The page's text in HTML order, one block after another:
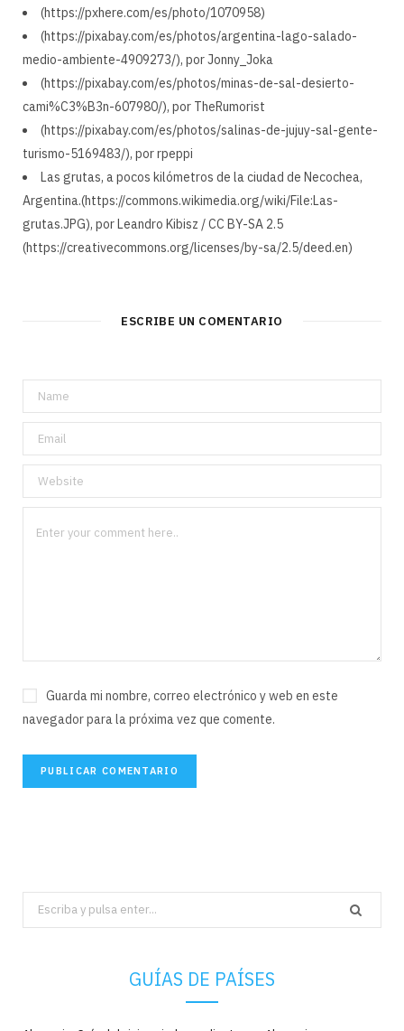
(https://pxhere.com/es/photo/1070958)
(https://pixabay.com/es/photos/argentina-lago-salado-
medio-ambiente-4909273/), por Jonny_Joka
(https://pixabay.com/es/photos/minas-de-sal-desierto-
cami%C3%B3n-607980/), por TheRumorist
(https://pixabay.com/es/photos/salinas-de-jujuy-sal-gente-
turismo-5169483/), por rpeppi
Las grutas, a pocos kilómetros de la ciudad de Necochea,
Argentina.(https://commons.wikimedia.org/wiki/File:Las-
grutas.JPG), por Leandro Kibisz / CC BY-SA 2.5
(https://creativecommons.org/licenses/by-sa/2.5/deed.en)
ESCRIBE UN COMENTARIO
Guarda mi nombre, correo electrónico y web en este
navegador para la próxima vez que comente.
Search
for:
GUÍAS DE PAÍSES